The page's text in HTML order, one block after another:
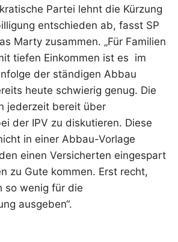
Partei lehnt die Kürzung
entschieden ab, fasst SP
Marty zusammen. „Für Familien
tiefen Einkommen ist es im
der ständigen Abbau
heute schwierig genug. Die
jederzeit bereit über
der IPV zu diskutieren. Diese
in einer Abbau-Vorlage
einen Versicherten eingespart
zu Gute kommen. Erst recht,
so wenig für die
ausgeben“.